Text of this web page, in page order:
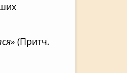
(Притч.